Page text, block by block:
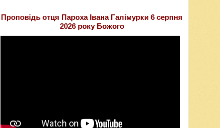
Проповідь отця Пароха Івана Галімурки 6 серпня
2026 року Божого